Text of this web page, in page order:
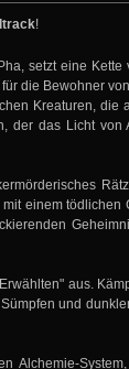
!
setzt eine Kette
die Bewohner
Kreaturen, die
der das Licht von
einem tödlichen
aus.
und
Alchemie-